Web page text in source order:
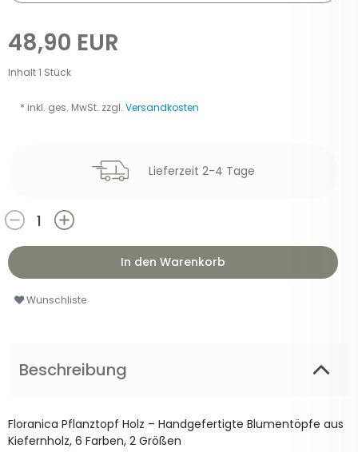
48,90 EUR
Inhalt1 Stück
Lieferzeit 2-4 Tage
In den Warenkorb
Wunschliste
* inkl. ges. MwSt. zzgl. Versandkosten
Beschreibung
Floranica Pflanztopf Holz – Handgefertigte Blumentöpfe aus
Kiefernholz, 6 Farben, 2 Größen